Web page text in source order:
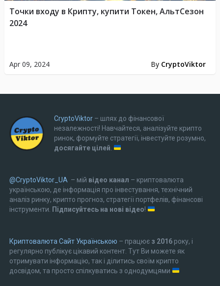
Apr 09, 2024 By CryptoViktor
Точки входу в Крипту, купити Токен, АльтСезон
2024
CryptoViktor– шлях до фінансової
незалежності! Навчайтеся, аналізуйте крипто
ринок, формуйте стратегії, інвестуйте розумно,
досягайте цілей
@CryptoViktor_UA – мій відео канал – криптовалюта
українською, де інформація про інвестування, технічний
аналіз ринку, крипто прогноз, стратегії портфелів, фінансові
інструменти.
Підписуйтесь на нові відео!
Криптовалюта Cайт Українською – працює з 2016року, і
регулярно публікує цікавий контент. Тут Ви можете як
отримувати інформацію, так і ділитись своїм крипто
досвідом, та просто спілкуватись з однодумцями